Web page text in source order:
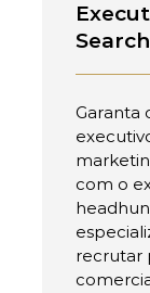
Search
Garanta
com o
recrutar